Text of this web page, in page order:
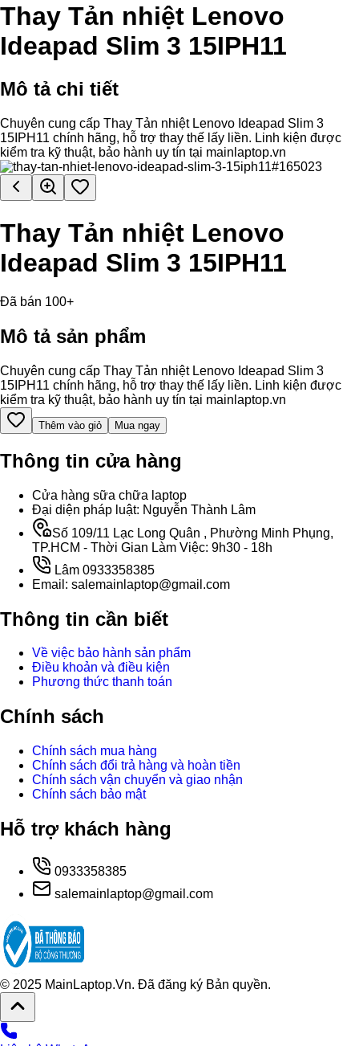
Thay Tản nhiệt Lenovo
Ideapad Slim 3 15IPH11
Mô tả chi tiết
Chuyên cung cấp Thay Tản nhiệt Lenovo Ideapad Slim 3
15IPH11 chính hãng, hỗ trợ thay thế lấy liền. Linh kiện được
kiểm tra kỹ thuật, bảo hành uy tín tại mainlaptop.vn
Thay Tản nhiệt Lenovo
Ideapad Slim 3 15IPH11
Đã bán 100+
Mô tả sản phẩm
Chuyên cung cấp Thay Tản nhiệt Lenovo Ideapad Slim 3
15IPH11 chính hãng, hỗ trợ thay thế lấy liền. Linh kiện được
kiểm tra kỹ thuật, bảo hành uy tín tại mainlaptop.vn
Thêm vào giỏ Mua ngay
Thông tin cửa hàng
Cửa hàng sữa chữa laptop
Đại diện pháp luật: Nguyễn Thành Lâm
Số 109/11 Lạc Long Quân , Phường Minh Phụng,
TP.HCM - Thời Gian Làm Việc: 9h30 - 18h
Lâm 0933358385
Email: salemainlaptop@gmail.com
Thông tin cần biết
Về việc bảo hành sản phẩm
Điều khoản và điều kiện
Phương thức thanh toán
Chính sách
Chính sách mua hàng
Chính sách đổi trả hàng và hoàn tiền
Chính sách vận chuyển và giao nhận
Chính sách bảo mật
Hỗ trợ khách hàng
0933358385
salemainlaptop@gmail.com
© 2025 MainLaptop.Vn. Đã đăng ký Bản quyền.